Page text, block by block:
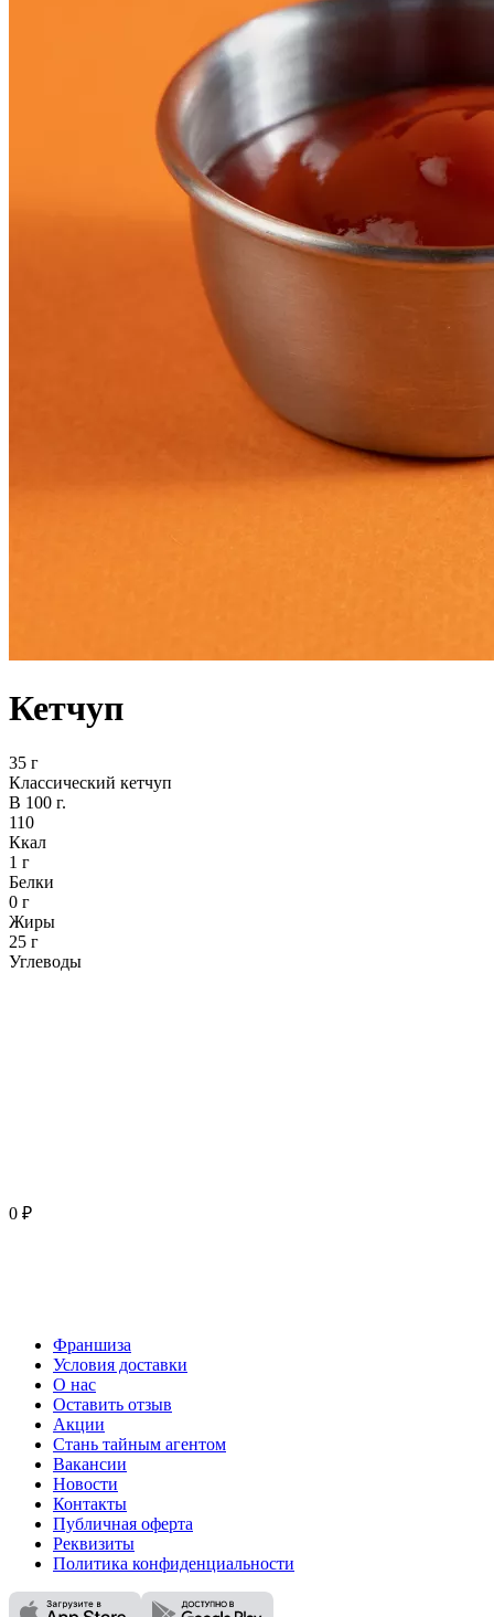
Кетчуп
35 г
Классический кетчуп
В 100 г.
110
Ккал
1 г
Белки
0 г
Жиры
25 г
Углеводы
0 ₽
Франшиза
Условия доставки
О нас
Оставить отзыв
Акции
Стань тайным агентом
Вакансии
Новости
Контакты
Публичная оферта
Реквизиты
Политика конфиденциальности